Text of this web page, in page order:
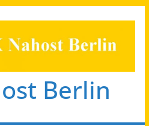
Berlin